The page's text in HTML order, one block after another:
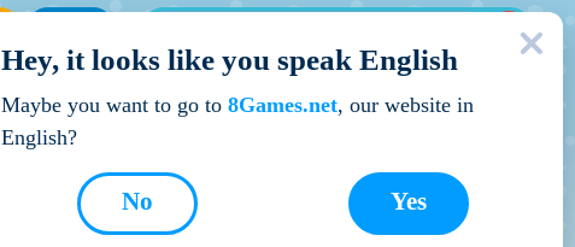
Кращі ігри
Hey, it looks like you speak English
Maybe you want to go to 8Games.net, our website in
English?
Yes
No